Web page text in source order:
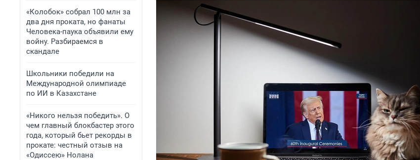
«Колобок» собрал 100 млн за
два дня проката, но фанаты
Человека-паука объявили ему
войну. Разбираемся в
скандале
Школьники победили на
Международной олимпиаде
по ИИ в Казахстане
«Никого нельзя победить». О
чем главный блокбастер этого
года, который бьет рекорды в
прокате: честный отзыв на
«Одиссею» Нолана